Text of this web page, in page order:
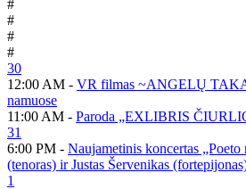
#
#
#
#
30
12:00 AM - VR filmas ~ANGELŲ
namuose
11:00 AM - Paroda „EXLIBRIS
31
6:00 PM - Naujametinis koncertas
(tenoras) ir Justas Šervenikas
1